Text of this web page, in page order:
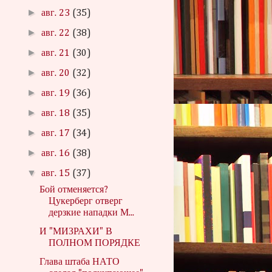
►авг. 23 (35)
►авг. 22 (38)
►авг. 21 (30)
►авг. 20 (32)
►авг. 19 (36)
►авг. 18 (35)
►авг. 17 (34)
►авг. 16 (38)
▼авг. 15 (37)
Бой отменяется?
Цукерберг отверг
дерзкие нападки М...
И "МИЗРАХИ" В
ПОЛНОМ ПОРЯДКЕ
Глава штаба НАТО